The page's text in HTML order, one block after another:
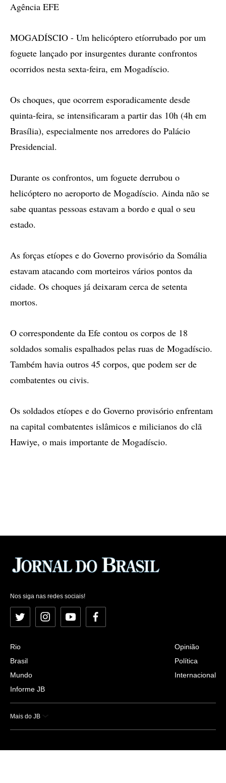
Agência EFE
MOGADÍSCIO - Um helicóptero etíorrubado por um
foguete lançado por insurgentes durante confrontos
ocorridos nesta sexta-feira, em Mogadíscio.
Os choques, que ocorrem esporadicamente desde
quinta-feira, se intensificaram a partir das 10h (4h em
Brasília), especialmente nos arredores do Palácio
Presidencial.
Durante os confrontos, um foguete derrubou o
helicóptero no aeroporto de Mogadíscio. Ainda não se
sabe quantas pessoas estavam a bordo e qual o seu
estado.
As forças etíopes e do Governo provisório da Somália
estavam atacando com morteiros vários pontos da
cidade. Os choques já deixaram cerca de setenta
mortos.
O correspondente da Efe contou os corpos de 18
soldados somalis espalhados pelas ruas de Mogadíscio.
Também havia outros 45 corpos, que podem ser de
combatentes ou civis.
Os soldados etíopes e do Governo provisório enfrentam
na capital combatentes islâmicos e milicianos do clã
Hawiye, o mais importante de Mogadíscio.
Nos siga nas redes sociais!
Twitter InstagramYouTubeFacebook
Rio
Brasil
Mundo
Informe JB
Opinião
Política
Internacional
Mais do JB
Esportes